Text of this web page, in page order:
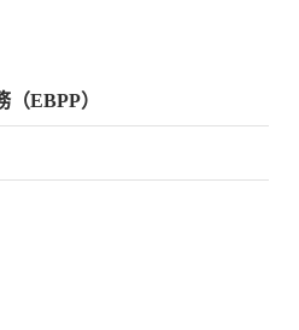
EBPP）